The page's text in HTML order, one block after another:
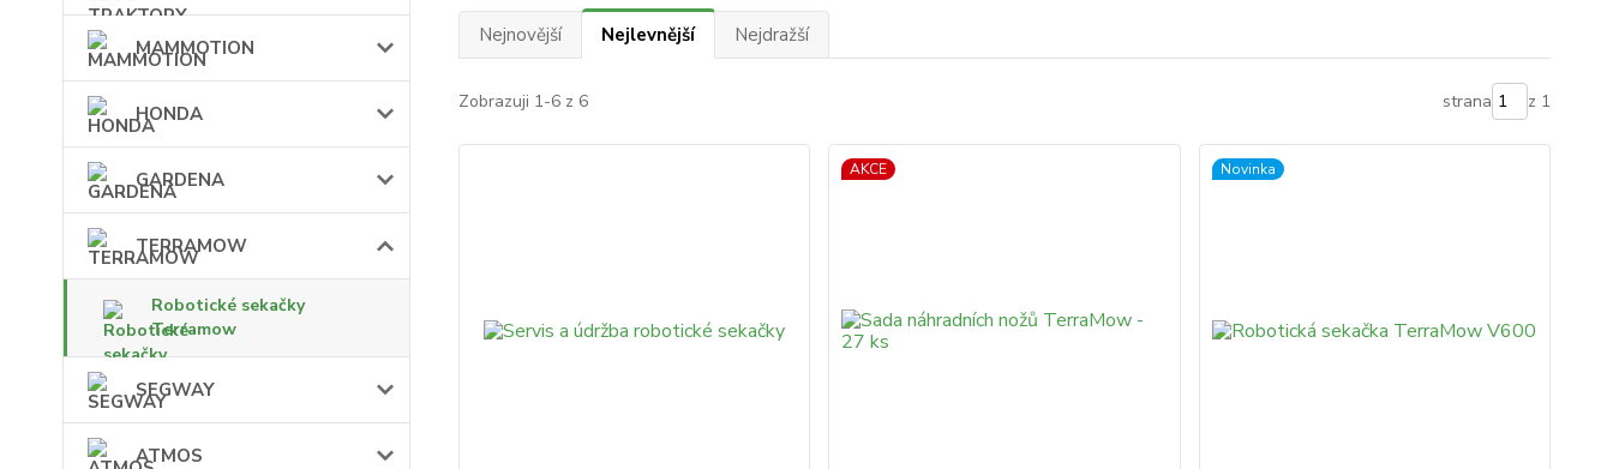
MAMMOTION
HONDA
GARDENA
TERRAMOW
Robotické sekačky
Terramow
SEGWAY
ATMOS
Nejnovější Nejlevnější Nejdražší
Zobrazuji 1-6 z 6 strana z 1
AKCE Novinka